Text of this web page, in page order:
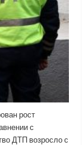
рост
с
ДТП возросло с